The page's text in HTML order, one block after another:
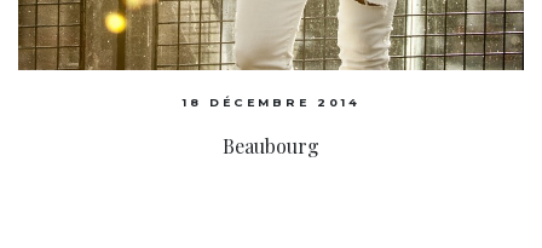
18 DÉCEMBRE 2014
Beaubourg